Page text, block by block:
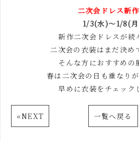
二次会ドレス新
1/3(水)～1/8(
新作二次会ドレスが続
二次会の衣装はまだ決
そんな方におすすめの
春は二次会の日も重なりが
早めに衣装をチェック
«NEXT 一覧へ戻る